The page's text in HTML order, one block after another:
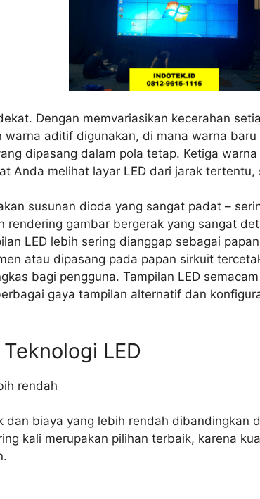
Dengan memvariasikan kecerahan
aditif digunakan, di mana warna
dipasang dalam pola tetap. Ketiga
Anda melihat layar LED dari jarak
susunan dioda yang sangat padat –
gambar bergerak yang sangat
LED lebih sering dianggap sebagai
atau dipasang pada papan sirkuit
bagi pengguna. Tampilan LED
gaya tampilan alternatif dan
LED
rendah
dan biaya yang lebih rendah
kali merupakan pilihan terbaik, karena